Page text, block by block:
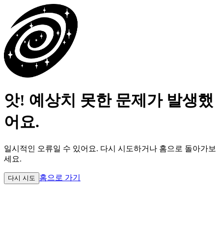
앗! 예상치 못한 문제가 발생했
어요.
일시적인 오류일 수 있어요. 다시 시도하거나 홈으로 돌아가보
세요.
다시 시도 홈으로 가기